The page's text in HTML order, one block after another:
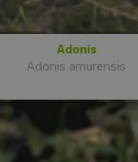
Adonis
Adonis amurensis